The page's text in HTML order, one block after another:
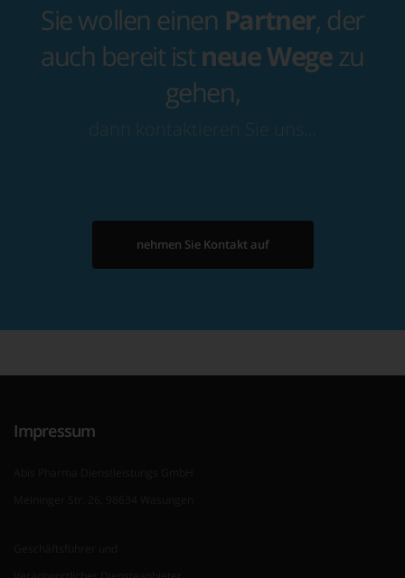
Sie wollen einen Partner, der
auch bereit ist neue Wegezu
gehen,
dann kontaktieren Sie uns…
nehmen Sie Kontakt auf
Impressum